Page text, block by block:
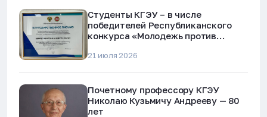
Студенты КГЭУ – в числе
победителей Республиканского
конкурса «Молодежь против
мошенничества»
21 июля 2026
Почетному профессору КГЭУ
Николаю Кузьмичу Андрееву — 80
лет